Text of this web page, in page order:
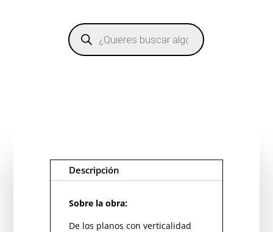
Búsqueda
de
productos
Descripción
Sobre la obra:
De los planos con verticalidad